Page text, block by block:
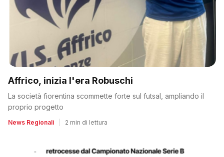
Affrico, inizia l'era Robuschi
La società fiorentina scommette forte sul futsal, ampliando il
proprio progetto
News Regionali 2 min di lettura